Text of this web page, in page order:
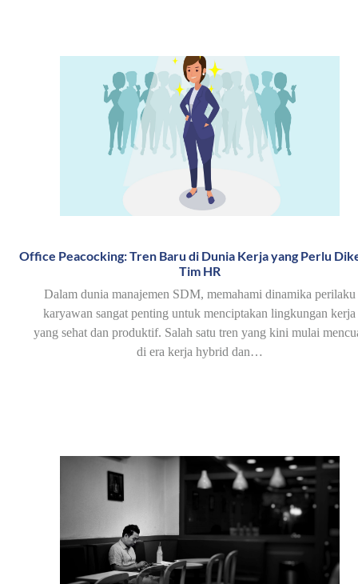
Office Peacocking: Tren Baru di Dunia Kerja yang Perlu
Tim HR
Dalam dunia manajemen SDM, memahami dinamika perilaku
karyawan sangat penting untuk menciptakan lingkungan kerja
yang sehat dan produktif. Salah satu tren yang kini mulai
di era kerja hybrid dan…